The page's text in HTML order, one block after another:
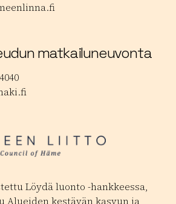
matkailuneuvonta
Löydä luonto -hankkeessa,
Alueiden kestävän kasvun ja